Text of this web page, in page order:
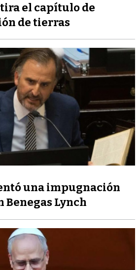
el capítulo de
de tierras
una impugnación
Benegas Lynch